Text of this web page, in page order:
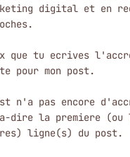
digital et en
que tu ecrives
pour mon post.
n'a pas encore
dire la premiere (ou
ligne(s) du post.